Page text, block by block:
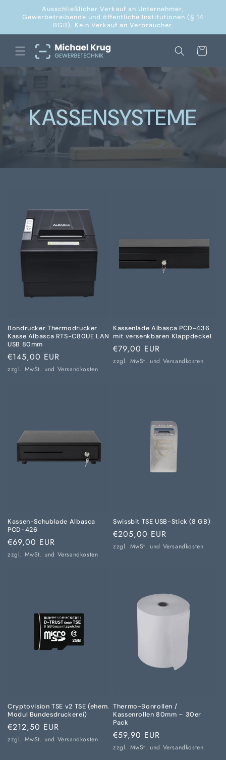
Inhalt
Ausschließlicher Verkauf an Unternehmer,
Gewerbetreibende und öffentliche Institutionen (§ 14
BGB). Kein Verkauf an Verbraucher.
Warenkorb
KASSENSYSTEME
Bondrucker Thermodrucker
Kasse Albasca RTS-C80UE LAN
USB 80mm
Normaler
Preis
€145,00 EUR
zzgl. MwSt. und Versandkosten
Kassenlade Albasca PCD-436
mit versenkbaren Klappdeckel
Normaler
Preis
€79,00 EUR
zzgl. MwSt. und Versandkosten
Kassen-Schublade Albasca
PCD-426
Normaler
Preis
€69,00 EUR
zzgl. MwSt. und Versandkosten
Swissbit TSE USB-Stick (8 GB)
Normaler
Preis
€205,00 EUR
zzgl. MwSt. und Versandkosten
Cryptovision TSE v2 TSE (ehem.
Modul Bundesdruckerei)
Normaler
Preis
€212,50 EUR
zzgl. MwSt. und Versandkosten
Thermo-Bonrollen /
Kassenrollen 80mm – 30er
Pack
Normaler
Preis
€59,90 EUR
zzgl. MwSt. und Versandkosten